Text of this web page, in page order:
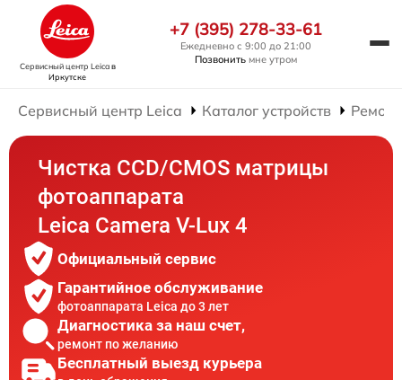
Сервисный центр Leicaв
Иркутске
+7 (395) 278-33-61
Ежедневно с 9:00 до 21:00
Позвонить мне утром
Сервисный центр Leica Каталог устройств
Чистка CCD/CMOS матрицы
фотоаппарата
Leica Camera V-Lux 4
Официальный сервис
Гарантийное обслуживание
фотоаппарата Leica до 3 лет
Диагностика за наш счет,
ремонт по желанию
Бесплатный выезд курьера